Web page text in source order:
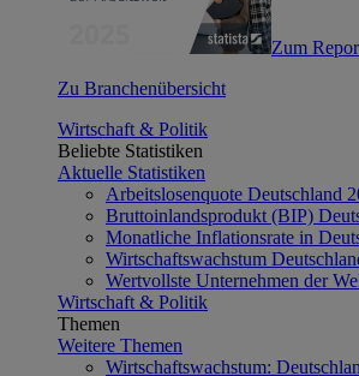
Zum
Zu Branchenübersicht
Wirtschaft & Politik
Beliebte Statistiken
Aktuelle Statistiken
Arbeitslosenquote Deutschland
Bruttoinlandsprodukt (BIP)
Monatliche Inflationsrate in
Wirtschaftswachstum
Wertvollste Unternehmen der
Wirtschaft & Politik
Themen
Weitere Themen
Wirtschaftswachstum: